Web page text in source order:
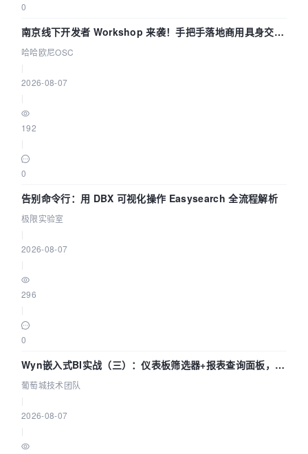
0
南京线下开发者 Workshop 来袭！手把手落地商用具身交互
智能 Agent 应用
哈哈欧尼OSC
2026-08-07
192
0
告别命令行：用 DBX 可视化操作 Easysearch 全流程解析
极限实验室
2026-08-07
296
0
Wyn嵌入式BI实战（三）：仪表板筛选器+报表查询面板，参
数联动全闭环
葡萄城技术团队
2026-08-07